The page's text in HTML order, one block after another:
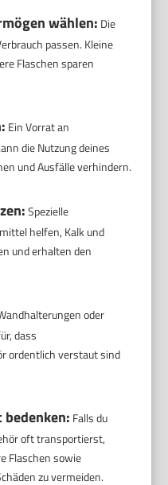
wählen: Die
passen. Kleine
Flaschen sparen
Ein Vorrat an
die Nutzung deines
und Ausfälle verhindern.
Spezielle
helfen, Kalk und
und erhalten den
oder
dass
ordentlich verstaut sind
Falls du
oft transportierst,
Flaschen sowie
zu vermeiden.